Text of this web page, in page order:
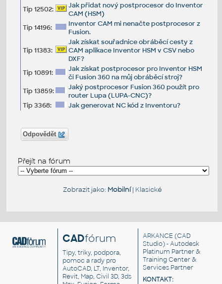
Tip 12502:
Jak přidat nový postprocesor do Inventor
CAM (HSM)
Tip 14196:
Inventor CAM mi nenačte postprocesor z
Fusion.
Tip 11383:
Jak získat souřadnice obráběcí cesty z
CAM aplikace Inventor HSM v CSV nebo
DXF?
Tip 10891:
Jak získat postprocesor pro Inventor HSM
či Fusion 360 na můj obráběcí stroj?
Tip 13859:
Jaký postprocesor Fusion 360 použít pro
router Lupa (LUPA-CNC)?
Tip 3368:
Jak generovat NC kód z Inventoru?
Odpovědět
Přejít na fórum
Zobrazit jako: Mobilní| Klasické
CADfórum
Tipy, triky, podpora,
pomoc a rady pro
AutoCAD, LT, Inventor,
Revit, Map, Civil 3D, 3ds
ARKANCE (CAD
Studio) - Autodesk
Platinum Partner &
Training Center &
Services Partner
KONTAKT: